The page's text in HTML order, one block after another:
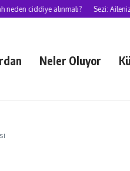
alınmalı? Sezi: Ailenizin
Neler Oluyor